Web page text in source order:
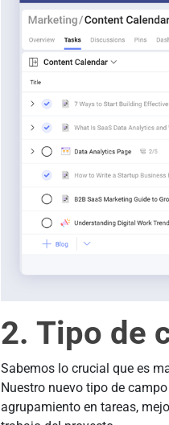
2. Tipo de
Sabemos lo crucial que es
Nuestro nuevo tipo de
agrupamiento en tareas,